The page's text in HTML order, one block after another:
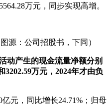
万元，同步实现高增。
源：公司招股书，下同）
动产生的现金流量净额分别
3202.59万元，2024年才由负
元，同比增长24.71%；归母